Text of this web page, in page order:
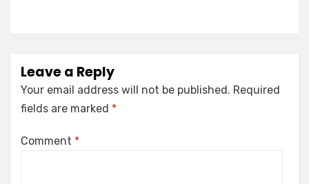
Leave a Reply
Your email address will not be published. Required
fields are marked *
Comment *